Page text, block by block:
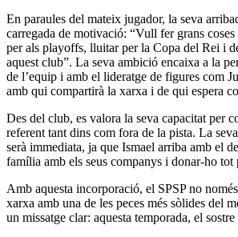
En paraules del mateix jugador, la seva
carregada de motivació: “Vull fer grans
per als playoffs, lluitar per la Copa del Rei i
aquest club”. La seva ambició encaixa a la
de l’equip i amb el lideratge de figures com
amb qui compartirà la xarxa i de qui espera
Des del club, es valora la seva capacitat per
referent tant dins com fora de la pista. La
serà immediata, ja que Ismael arriba amb el
família amb els seus companys i donar-ho
Amb aquesta incorporació, el SPSP no
xarxa amb una de les peces més sòlides del
un missatge clar: aquesta temporada, el